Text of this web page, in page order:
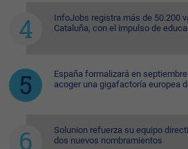
InfoJobs registra más de 50.200
Cataluña, con el impulso de
España formalizará en
acoger una gigafactoría europea
Solunion refuerza su equipo
dos nuevos nombramientos